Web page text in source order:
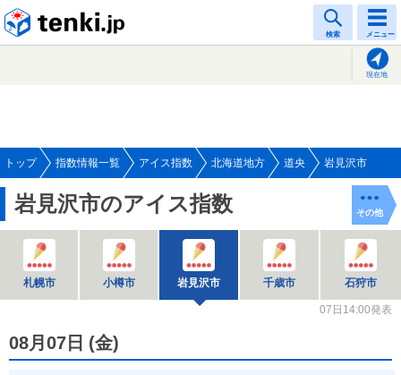
検索 メニュー
現在地
トップ 指数情報一覧 アイス指数 北海道地方 道央 岩見沢市
岩見沢市のアイス指数
札幌市 小樽市 岩見沢市 千歳市 石狩市
その他
07日14:00発表
08月07日 (金)